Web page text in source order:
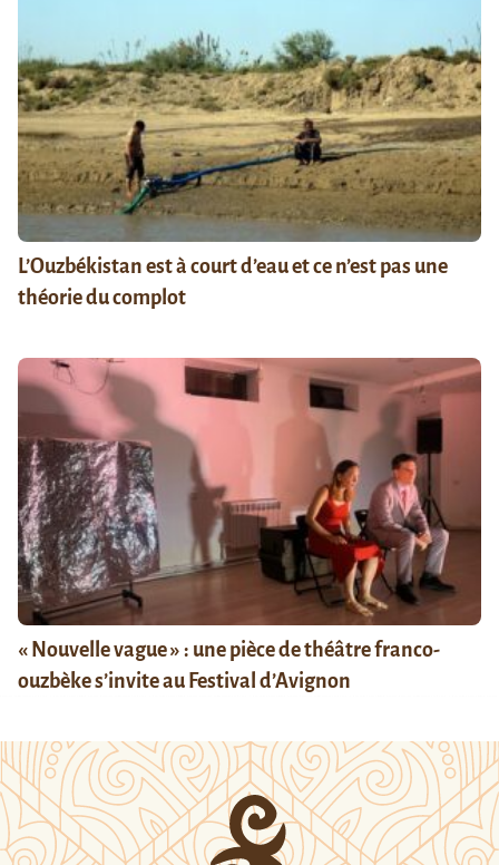
L’Ouzbékistan est à court d’eau et ce n’est pas une
théorie du complot
« Nouvelle vague » : une pièce de théâtre franco-
ouzbèke s’invite au Festival d’Avignon